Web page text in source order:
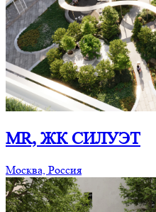
MR, ЖК СИЛУЭТ
Москва, Россия